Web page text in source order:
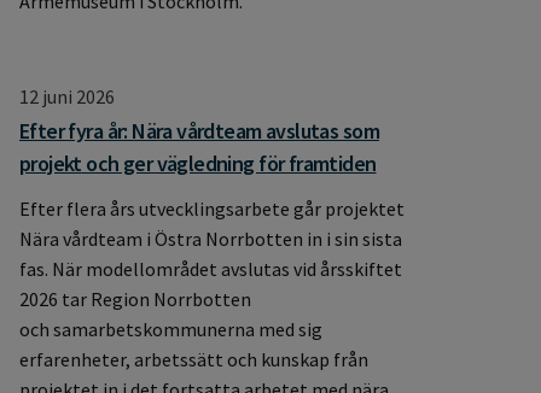
12 juni 2026
Efter fyra år: Nära vårdteam avslutas som
projekt och ger vägledning för framtiden
Efter flera års utvecklingsarbete går projektet
Nära vårdteam i Östra Norrbotten in i sin sista
fas. När modellområdet avslutas vid årsskiftet
2026 tar Region Norrbotten
och samarbetskommunerna med sig
erfarenheter, arbetssätt och kunskap från